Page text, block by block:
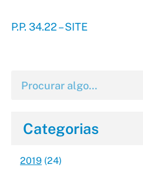
P.P. 34.22 – SITE
Categorias
2019(24)